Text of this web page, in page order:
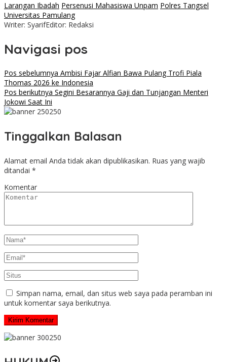
Larangan Ibadah Persenusi Mahasiswa Unpam Polres Tangsel
Universitas Pamulang
Writer: SyarifEditor: Redaksi
Navigasi pos
Pos sebelumnya Ambisi Fajar Alfian Bawa Pulang Trofi Piala
Thomas 2026 ke Indonesia
Pos berikutnya Segini Besarannya Gaji dan Tunjangan Menteri
Jokowi Saat Ini
Tinggalkan Balasan
Alamat email Anda tidak akan dipublikasikan. Ruas yang wajib
ditandai *
Komentar
Simpan nama, email, dan situs web saya pada peramban ini
untuk komentar saya berikutnya.